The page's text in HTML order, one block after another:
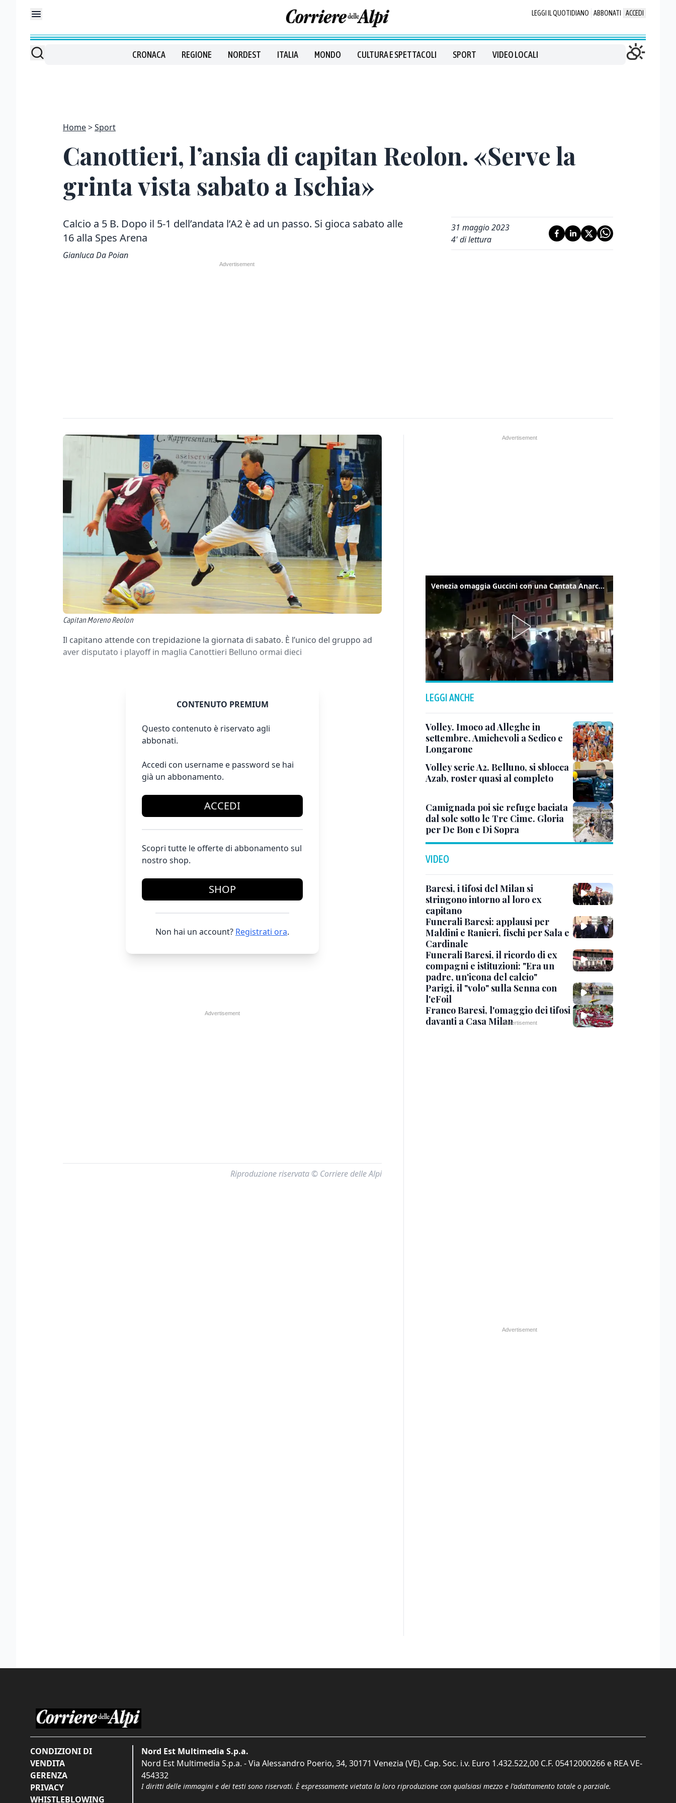
LEGGI IL QUOTIDIANO ABBONATI ACCEDI
CRONACA REGIONE NORDEST ITALIA MONDO CULTURA E SPETTACOLI SPORT VIDEO LOCALI
Home Sport
Canottieri, l’ansia di capitan Reolon. «Serve la
grinta vista sabato a Ischia»
Calcio a 5 B. Dopo il 5-1 dell’andata l’A2 è ad un passo. Si gioca sabato alle
16 alla Spes Arena
Gianluca Da Poian
31 maggio 2023
4' di lettura
Capitan Moreno Reolon
Il capitano attende con trepidazione la giornata di sabato. È l’unico del gruppo ad
aver disputato i playoff in maglia Canottieri Belluno ormai dieci
CONTENUTO PREMIUM
Questo contenuto è riservato agli
abbonati.
Accedi con username e password se hai
già un abbonamento.
ACCEDI
Scopri tutte le offerte di abbonamento sul
nostro shop.
SHOP
Non hai un account? Registrati ora.
Riproduzione riservata © Corriere delle Alpi
Venezia omaggia Guccini con una Cantata Anarchica in campo Santa Margherita
LEGGI ANCHE
Volley. Imoco ad Alleghe in
settembre. Amichevoli a Sedico e
Longarone
Volley serie A2. Belluno, si sblocca
Azab, roster quasi al completo
Camignada poi sie refuge baciata
dal sole sotto le Tre Cime. Gloria
per De Bon e Di Sopra
VIDEO
Baresi, i tifosi del Milan si
stringono intorno al loro ex
capitano
Funerali Baresi: applausi per
Maldini e Ranieri, fischi per Sala e
Cardinale
Funerali Baresi, il ricordo di ex
compagni e istituzioni: "Era un
padre, un'icona del calcio"
Parigi, il "volo" sulla Senna con
l'eFoil
Franco Baresi, l'omaggio dei tifosi
davanti a Casa Milan
CONDIZIONI DI
VENDITA
GERENZA
PRIVACY
WHISTLEBLOWING
Nord Est Multimedia S.p.a.
Nord Est Multimedia S.p.a. - Via Alessandro Poerio, 34, 30171 Venezia (VE). Cap. Soc. i.v. Euro 1.432.522,00 C.F. 05412000266 e REA VE-
454332
I diritti delle immagini e dei testi sono riservati. È espressamente vietata la loro riproduzione con qualsiasi mezzo e l'adattamento totale o parziale.